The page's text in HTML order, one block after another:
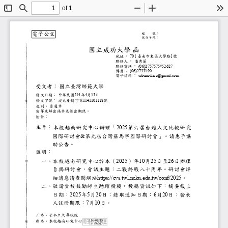
Toggle
Sidebar
Find
of 1
Zoom
Out
In
主旨：
說明：
國立成功大學
受文者：國立臺灣師範大學
發文日期：
中華民國
114年4月 15日
發文字號：成大產創字第
1141101118
號
速別：普通件
密等及解密條件或保密期限：
附件：
本校越南研究中心辦理「
2025第六屆台越人文比較研究
國際研討會
& 第九屆台灣羅馬字國際研討會」。請
助公告。
一、
二、
本校越南研究中心於本（
2025）年
10月 25日至
26日辦理
旨揭研討會，會議主題：二戰終戰八十周年
細消息請查閱網站https://cvs.twl.ncku.edu.tw/conf/2025
。
敬請貴校鼓勵師生踴躍投稿，投稿資訊如下
日期：
2025
年5 月 20日；錄取通知日期：
6 月 20日；發表
人註冊期限：
7 月 10日。
正本：公私立大專校院
副本：本校越南研究中心
裝
訂
線
檔
號：
保存年限：
電子公文
函
地址
： 701臺南市東區大學路
1 號
聯絡人
：
潘秀蓮
聯絡電話
： (06)2757575#52627
傳真
： (06)2755190
電子信箱
： uibunoffice@gmail.com
114/04/15
15:39:52